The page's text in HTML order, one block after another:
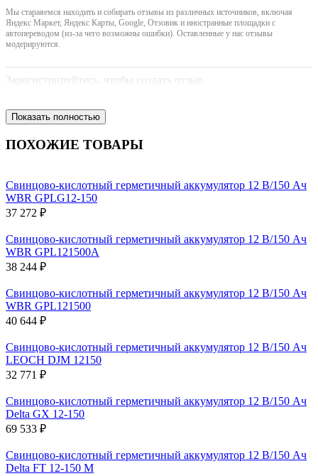
Мы стараяемся находить и собирать отзывы из различных источников, включая
Яндекс Маркет, Яндекс Карты, Google, Отзовик и иностранные площадки с
автопереводом (из-за чего возможны ошибки). Оставленные у нас отзывы
модерируются.
Зарегистрируйтесь, чтобы создать отзыв.
Показать полностью
ПОХОЖИЕ ТОВАРЫ
Свинцово-кислотный герметичный аккумулятор 12 В/150 Ач
WBR GPLG12-150
37 272 ₽
Свинцово-кислотный герметичный аккумулятор 12 В/150 Ач
WBR GPL121500A
38 244 ₽
Свинцово-кислотный герметичный аккумулятор 12 В/150 Ач
WBR GPL121500
40 644 ₽
Свинцово-кислотный герметичный аккумулятор 12 В/150 Ач
LEOCH DJM 12150
32 771 ₽
Свинцово-кислотный герметичный аккумулятор 12 В/150 Ач
Delta GX 12-150
69 533 ₽
Свинцово-кислотный герметичный аккумулятор 12 В/150 Ач
Delta FT 12-150 M